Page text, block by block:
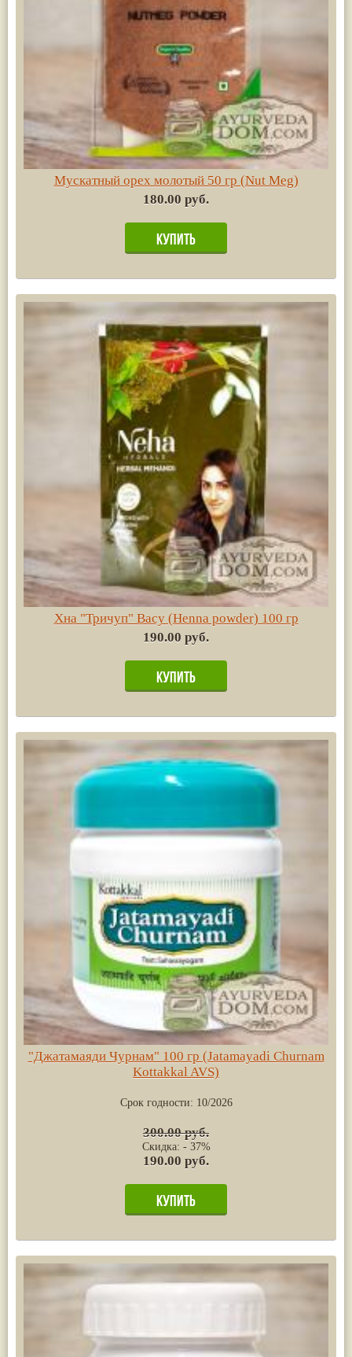
Мускатный орех молотый 50 гр (Nut Meg)
180.00 руб.
Хна "Тричуп" Васу (Henna powder) 100 гр
190.00 руб.
"Джатамаяди Чурнам" 100 гр (Jatamayadi Churnam
Kottakkal AVS)
Срок годности: 10/2026
300.00 руб.
Скидка: - 37%
190.00 руб.